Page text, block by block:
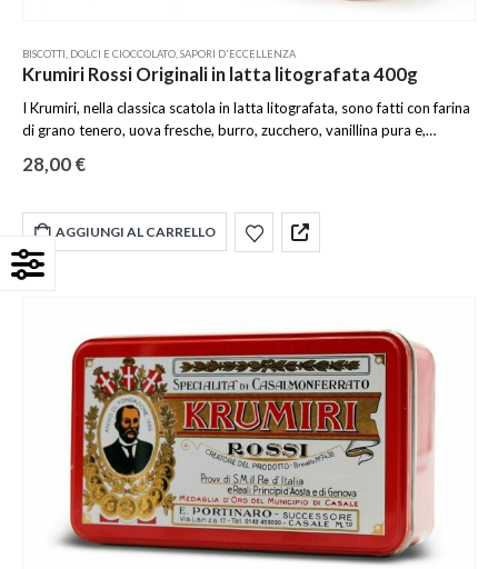
BISCOTTI DOLCI E CIOCCOLATO SAPORI D'ECCELLENZA
Krumiri Rossi Originali in latta litografata 400g
I Krumiri, nella classica scatola in latta litografata, sono fatti con farina
di grano tenero, uova fresche, burro, zucchero, vanillina pura e,
ammorbidire l’impasto e a donare ai Krumiri quel profumo speciale e
28,00 €
AGGIUNGI AL CARRELLO